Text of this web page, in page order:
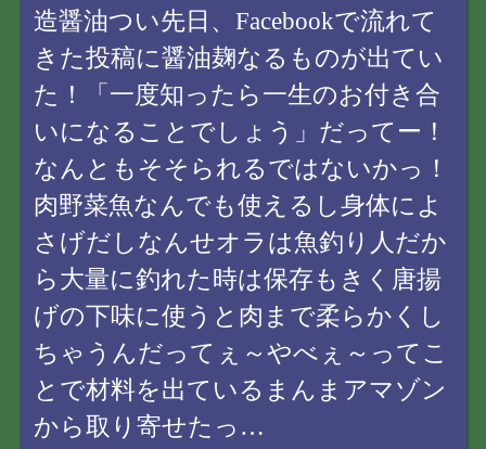
造醤油つい先日、Facebookで流れて
きた投稿に醤油麹なるものが出てい
た！「一度知ったら一生のお付き合
いになることでしょう」だってー！
なんともそそられるではないかっ！
肉野菜魚なんでも使えるし身体によ
さげだしなんせオラは魚釣り人だか
ら大量に釣れた時は保存もきく唐揚
げの下味に使うと肉まで柔らかくし
ちゃうんだってぇ～やべぇ～ってこ
とで材料を出ているまんまアマゾン
から取り寄せたっ…